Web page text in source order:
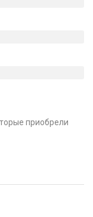
приобрели